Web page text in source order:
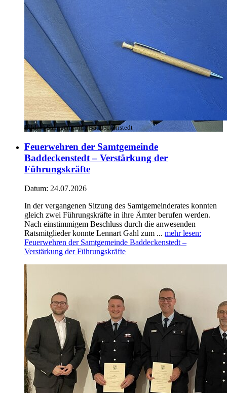
Bild:© Samtgemeinde Baddeckenstedt
Feuerwehren der Samtgemeinde
Baddeckenstedt – Verstärkung der
Führungskräfte
Datum: 24.07.2026
In der vergangenen Sitzung des Samtgemeinderates konnten
gleich zwei Führungskräfte in ihre Ämter berufen werden.
Nach einstimmigem Beschluss durch die anwesenden
Ratsmitglieder konnte Lennart Gahl zum ... mehr lesen:
Feuerwehren der Samtgemeinde Baddeckenstedt –
Verstärkung der Führungskräfte